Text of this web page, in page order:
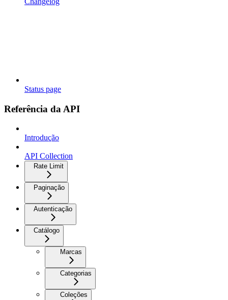
Status page
Referência da API
Introdução
API Collection
Rate Limit
Paginação
Autenticação
Catálogo
Marcas
Categorias
Coleções